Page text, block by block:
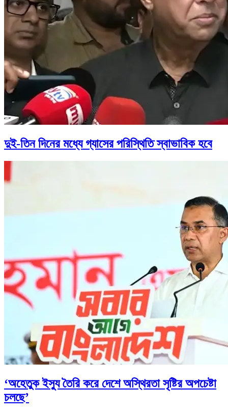
দুই-তিন দিনের মধ্যে গ্যাসের পরিস্থিতি স্বাভাবিক হবে
‘অহেতুক ইস্যু তৈরি করে দেশে অস্থিরতা সৃষ্টির অপচেষ্টা
চলছে’